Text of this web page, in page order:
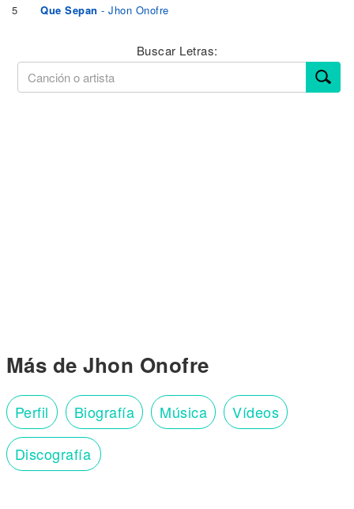
5
Que Sepan - Jhon Onofre
Buscar Letras:
Más de Jhon Onofre
Perfil Biografía Música Vídeos
Discografía